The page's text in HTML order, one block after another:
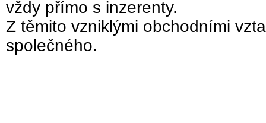
vždy přímo s inzerenty.
Z těmito vzniklými obchodními
společného.